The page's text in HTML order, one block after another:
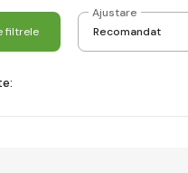
filtrele
Ajustare